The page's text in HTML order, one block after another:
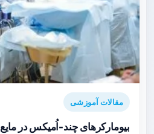
مقالات آموزشی
بیومارکرهای چند-اُمیکس در